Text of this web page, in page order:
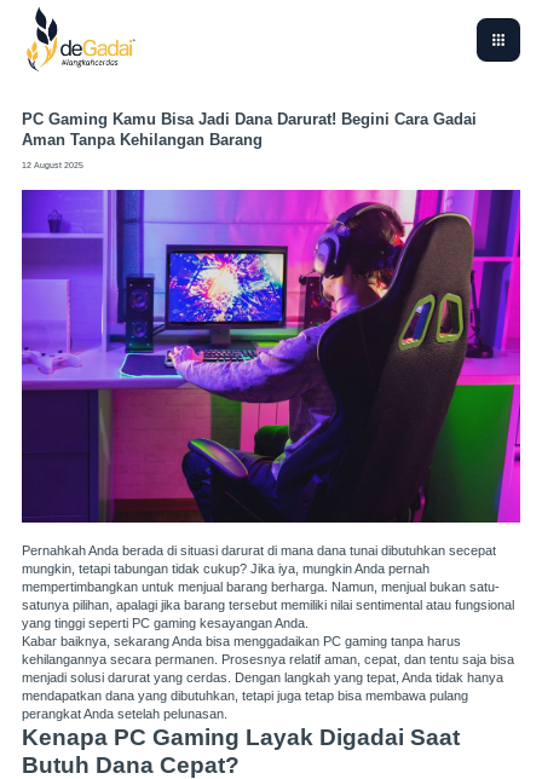
PC Gaming Kamu Bisa Jadi Dana Darurat! Begini Cara Gadai
Aman Tanpa Kehilangan Barang
12 August 2025
Pernahkah Anda berada di situasi darurat di mana dana tunai dibutuhkan secepat
mungkin, tetapi tabungan tidak cukup? Jika iya, mungkin Anda pernah
mempertimbangkan untuk menjual barang berharga. Namun, menjual bukan satu-
satunya pilihan, apalagi jika barang tersebut memiliki nilai sentimental atau fungsional
yang tinggi seperti PC gaming kesayangan Anda.
Kabar baiknya, sekarang Anda bisa menggadaikan PC gaming tanpa harus
kehilangannya secara permanen. Prosesnya relatif aman, cepat, dan tentu saja bisa
menjadi solusi darurat yang cerdas. Dengan langkah yang tepat, Anda tidak hanya
mendapatkan dana yang dibutuhkan, tetapi juga tetap bisa membawa pulang
perangkat Anda setelah pelunasan.
Kenapa PC Gaming Layak Digadai Saat
Butuh Dana Cepat?